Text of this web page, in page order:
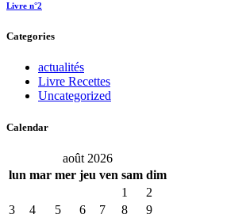
Livre n°2
Categories
actualités
Livre Recettes
Uncategorized
Calendar
août 2026
lun mar mer jeu ven sam dim
1
2
3
4 5 6 7 8
9